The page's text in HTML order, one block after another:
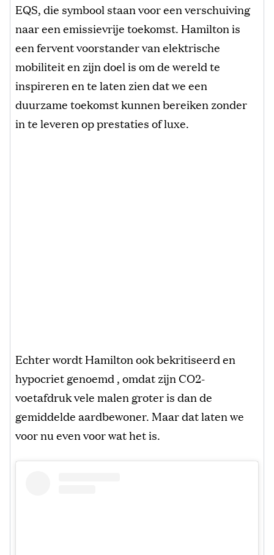
EQS, die symbool staan voor een verschuiving
naar een emissievrije toekomst. Hamilton is
een fervent voorstander van elektrische
mobiliteit en zijn doel is om de wereld te
inspireren en te laten zien dat we een
duurzame toekomst kunnen bereiken zonder
in te leveren op prestaties of luxe.
Echter wordt Hamilton ook bekritiseerd en
hypocriet genoemd , omdat zijn CO2-
voetafdruk vele malen groter is dan de
gemiddelde aardbewoner. Maar dat laten we
voor nu even voor wat het is.